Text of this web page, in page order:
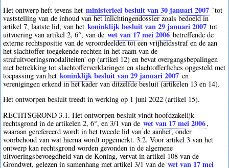
Het ontwerp heft tevens het ministerieel besluit van 30 januari 2007 `tot
vaststelling van de inhoud van het inlichtingendossier zoals bedoeld in
artikel 7, laatste lid, van het koninklijk besluit van 29 januari 2007 tot
uitvoering van artikel 2, 6°, van dewet van 17 mei 2006betreffende de
externe rechtspositie van de veroordeelden tot een vrijheidsstraf en de aan
het slachtoffer toegekende rechten in het raam van de
strafuitvoeringsmodaliteiten' op (artikel 12) en bevat overgangsbepalingen
met betrekking tot slachtofferverklaringen en slachtofferfiches opgesteld met
toepassing van het koninklijk besluit van 29 januari 2007 en
verenigingen erkend in het kader van ditzelfde besluit (artikelen 13 en 14).
Het ontworpen besluit treedt in werking op 1 juni 2022 (artikel 15).
RECHTSGROND 3.1. Het ontworpen besluit vindt hoofdzakelijk
rechtsgrond in de artikelen 2, 6°, en 3/1 van de wet van 17 mei 2006,
waaraan gerefereerd wordt in het tweede lid van de aanhef, onder
voorbehoud van wat hierna wordt opgemerkt. 3.2. Voor artikel 3 van het
ontwerp kan rechtsgrond worden gevonden in de algemene
uitvoeringsbevoegdheid van de Koning, vervat in artikel 108 van de
Grondwet, gelezen in samenhang met artikel 3/1 van de wet van 17 mei